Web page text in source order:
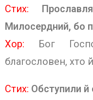
Стих:
Милосердний, бо
Хор: Бог
благословен, хто
Стих: Обступили